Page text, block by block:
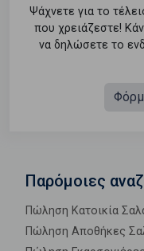
Ψάχνετε για το
που χρειάζεστε!
να δηλώσετε το
Παρόμοιες
Πώληση Κατοικία
Πώληση Αποθήκες